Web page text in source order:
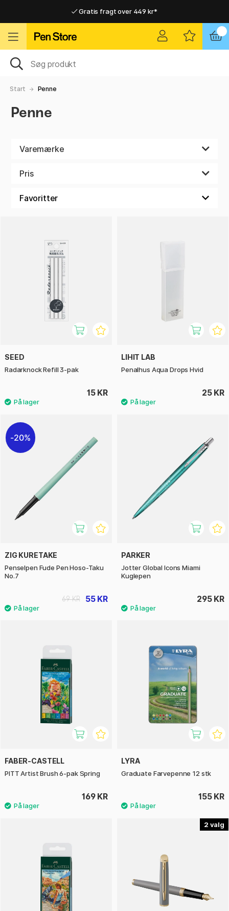
Gratis fragt over 449 kr*
Hurtigt til dør eller pakkeshop
Hurtigt til dør eller pakkeshop
Start Penne
Penne
Varemærke
Pris
SEED
Radarknock Refill 3-pak
15 KR
LIHIT LAB
Penalhus Aqua Drops Hvid
25 KR
20%
ZIG KURETAKE
Penselpen Fude Pen Hoso-Taku
No.7
55 KR
69 KR
PARKER
Jotter Global Icons Miami
Kuglepen
295 KR
FABER-CASTELL
PITT Artist Brush 6-pak Spring
169 KR
LYRA
Graduate Farvepenne 12 stk
155 KR
2